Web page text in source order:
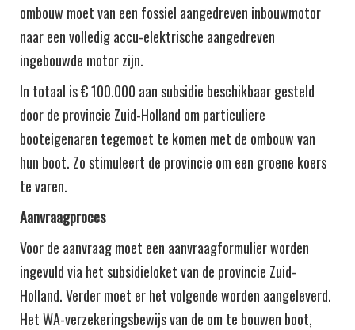
ombouw moet van een fossiel aangedreven inbouwmotor
naar een volledig accu-elektrische aangedreven
ingebouwde motor zijn.
In totaal is € 100.000 aan subsidie beschikbaar gesteld
door de provincie Zuid-Holland om particuliere
booteigenaren tegemoet te komen met de ombouw van
hun boot. Zo stimuleert de provincie om een groene koers
te varen.
Aanvraagproces
Voor de aanvraag moet een aanvraagformulier worden
ingevuld via het subsidieloket van de provincie Zuid-
Holland. Verder moet er het volgende worden aangeleverd.
Het WA-verzekeringsbewijs van de om te bouwen boot,